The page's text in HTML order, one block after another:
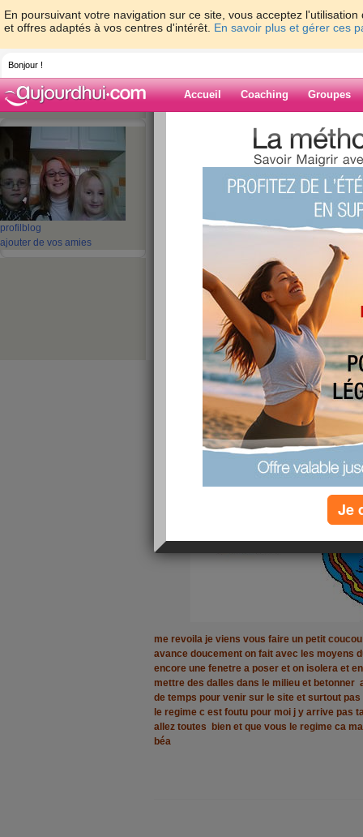
En poursuivant votre navigation sur ce site, vous acceptez
et offres adaptés à vos centres d'intérêt. En savoir plus et gérer ces
Bonjour !
Accueil Coaching Groupes
profil blog
ajouter de vos amies
> > bonjour
Blog de jules
bonjour
me revoila je viens vous faire un petit
avance doucement on fait avec les moyens
encore une fenetre a poser et on isolera et
mettre des dalles dans le milieu et betonner
de temps pour venir sur le site et surtout
le regime c est foutu pour moi j y arrive pas
allez toutes bien et que vous le regime ca
béa
Je